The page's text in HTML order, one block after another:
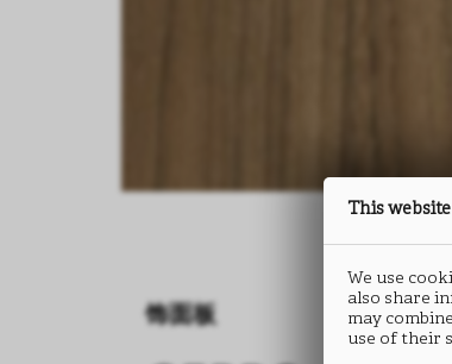
饰面板
饰面板
This
We use
also share
may
use of their